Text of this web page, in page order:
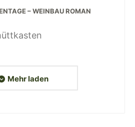
– WEINBAU ROMAN
Mehr laden